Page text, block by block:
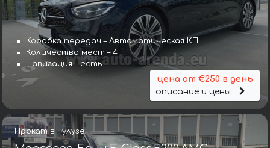
Коробка передач – Автоматическая КП
Количество мест – 4
Навигация – есть
цена от €250 в день
описание и цены
Прокат в Тулузе